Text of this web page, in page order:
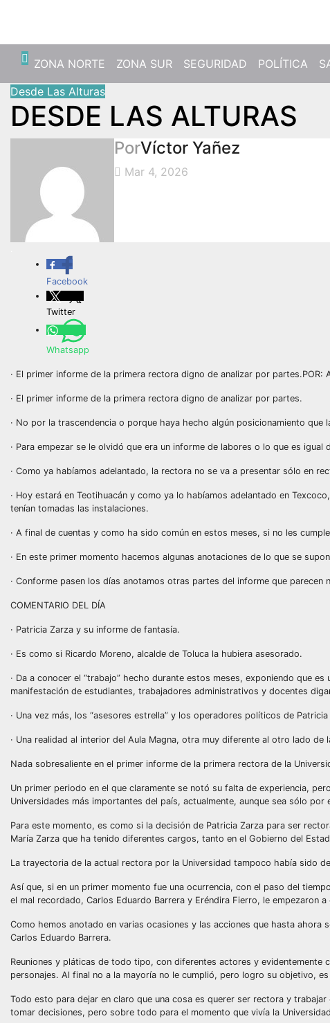
ZONA NORTE ZONA SUR SEGURIDAD POLÍTICA
Desde Las Alturas
DESDE LAS ALTURAS
PorVíctor Yañez
Mar 4, 2026
Facebook
Twitter
Whatsapp
· El primer informe de la primera rectora digno de analizar por partes.POR:
· El primer informe de la primera rectora digno de analizar por partes.
· No por la trascendencia o porque haya hecho algún posicionamiento
· Para empezar se le olvidó que era un informe de labores o lo que es
· Como ya habíamos adelantado, la rectora no se va a presentar sólo en
· Hoy estará en Teotihuacán y como ya lo habíamos adelantado en
tenían tomadas las instalaciones.
· A final de cuentas y como ha sido común en estos meses, si no les
· En este primer momento hacemos algunas anotaciones de lo que se
· Conforme pasen los días anotamos otras partes del informe que parecen
COMENTARIO DEL DÍA
· Patricia Zarza y su informe de fantasía.
· Es como si Ricardo Moreno, alcalde de Toluca la hubiera asesorado.
· Da a conocer el “trabajo” hecho durante estos meses, exponiendo que
manifestación de estudiantes, trabajadores administrativos y docentes
· Una vez más, los “asesores estrella” y los operadores políticos de
· Una realidad al interior del Aula Magna, otra muy diferente al otro lado de
Nada sobresaliente en el primer informe de la primera rectora de la
Un primer periodo en el que claramente se notó su falta de experiencia,
Universidades más importantes del país, actualmente, aunque sea sólo por
Para este momento, es como si la decisión de Patricia Zarza para ser
María Zarza que ha tenido diferentes cargos, tanto en el Gobierno del
La trayectoria de la actual rectora por la Universidad tampoco había sido
Así que, si en un primer momento fue una ocurrencia, con el paso del
el mal recordado, Carlos Eduardo Barrera y Eréndira Fierro, le empezaron
Como hemos anotado en varias ocasiones y las acciones que hasta
Carlos Eduardo Barrera.
Reuniones y pláticas de todo tipo, con diferentes actores y
personajes. Al final no a la mayoría no le cumplió, pero logro su objetivo,
Todo esto para dejar en claro que una cosa es querer ser rectora y
tomar decisiones, pero sobre todo para el momento que vivía la